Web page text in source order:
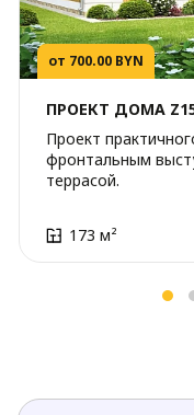
от 700.00 BYN
ПРОЕКТ ДОМА
Проект
фронтальным
террасой.
173 м²